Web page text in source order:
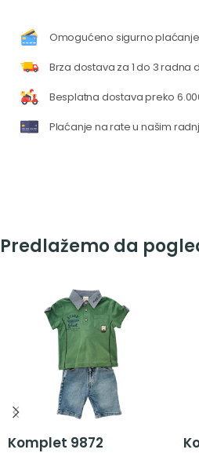
Omogućeno sigurno
Brza dostava za 1 do 3 radna
Besplatna dostava preko
Plaćanje na rate u našim
Predlažemo da
Komplet 9872